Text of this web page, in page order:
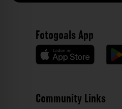
Fotogoals App
Community Links